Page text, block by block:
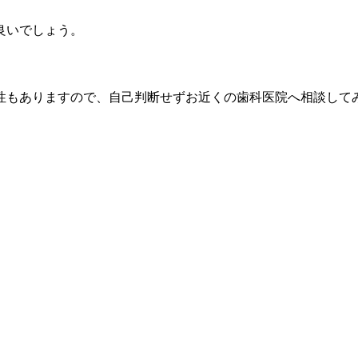
でしょう。
ありますので、自己判断せずお近くの歯科医院へ相談して